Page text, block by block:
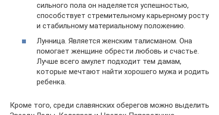
сильного пола он наделяется успешностью,
способствует стремительному карьерному росту
и стабильному материальному положению.
Лунница. Является женским талисманом. Она
помогает женщине обрести любовь и счастье.
Лучше всего амулет подходит тем дамам,
которые мечтают найти хорошего мужа и родить
ребенка.
Кроме того, среди славянских оберегов можно выделить